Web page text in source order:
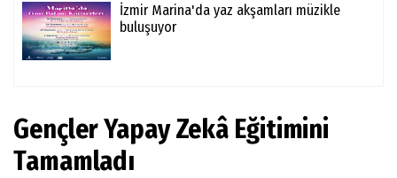
İzmir Marina'da yaz akşamları müzikle
buluşuyor
Gençler Yapay Zekâ Eğitimini
Tamamladı